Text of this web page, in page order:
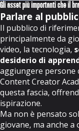
Gli asset più importanti che il
Parlare al
Il pubblico di
principalmente da
video, la tecnologia,
desiderio di
aggiungere persone
Content Creator
questa fascia,
ispirazione.
Ma non è pensato
giovane, ma anche a